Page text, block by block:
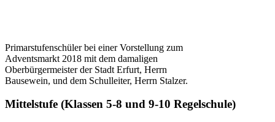
Primarstufenschüler bei einer Vorstellung zum
Adventsmarkt 2018 mit dem damaligen
Oberbürgermeister der Stadt Erfurt, Herrn
Bausewein, und dem Schulleiter, Herrn Stalzer.
Mittelstufe (Klassen 5-8 und 9-10 Regelschule)